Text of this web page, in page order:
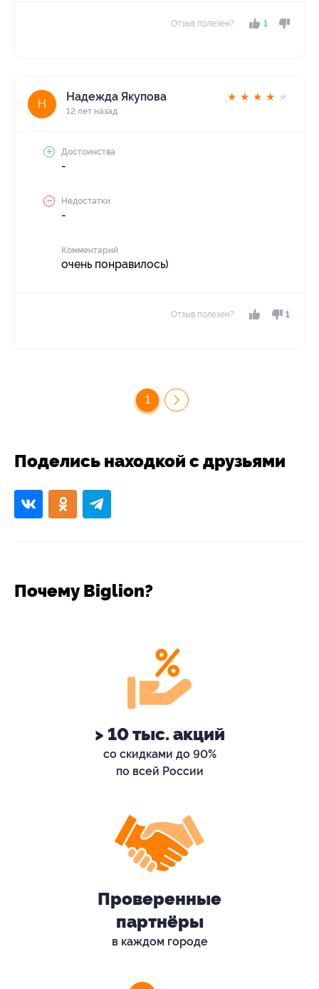
Отзыв полезен? 1
Н
Надежда Якупова
12 лет назад
★ ★ ★ ★ ★
Достоинства
-
Недостатки
-
Комментарий
очень понравилось)
Отзыв полезен? 1
1
Поделись находкой с друзьями
Почему Biglion?
> 10 тыс. акций
со скидками до 90%
по всей России
Проверенные
партнёры
в каждом городе